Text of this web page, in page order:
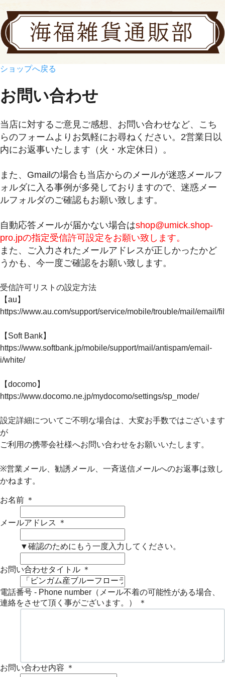
ショップへ戻る
お問い合わせ
当店に対するご意見ご感想、お問い合わせなど、こち
らのフォームよりお気軽にお尋ねください。2営業日以
内にお返事いたします（火・水定休日）。
また、Gmailの場合も当店からのメールが迷惑メールフ
ォルダに入る事例が多発しておりますので、迷惑メー
ルフォルダのご確認もお願い致します。
自動応答メールが届かない場合はshop@umick.shop-
pro.jpの指定受信許可設定をお願い致します。
また、ご入力されたメールアドレスが正しかったかど
うかも、今一度ご確認をお願い致します。
受信許可リストの設定方法
【au】
https://www.au.com/support/service/mobile/trouble/mail/email/
【Soft Bank】
https://www.softbank.jp/mobile/support/mail/antispam/email-
i/white/
【docomo】
https://www.docomo.ne.jp/mydocomo/settings/sp_mode/
設定詳細についてご不明な場合は、大変お手数ではございます
が
ご利用の携帯会社様へお問い合わせをお願いいたします。
※営業メール、勧誘メール、一斉送信メールへのお返事は致し
かねます。
お名前 ＊
メールアドレス ＊
▼確認のためにもう一度入力してください。
お問い合わせタイトル ＊
電話番号 - Phone number（メール不着の可能性がある場合、
連絡をさせて頂く事がございます。）
＊
お問い合わせ内容 ＊